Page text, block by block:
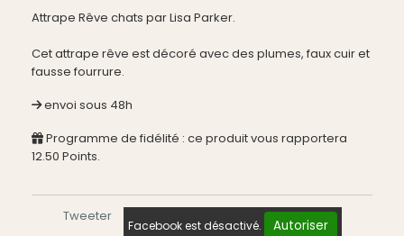
Attrape Rêve chats par Lisa Parker.
Cet attrape rêve est décoré avec des plumes, faux cuir et
fausse fourrure.
envoi sous 48h
Programme de fidélité : ce produit vous rapportera
12.50 Points.
Tweeter
Facebook est désactivé. Autoriser